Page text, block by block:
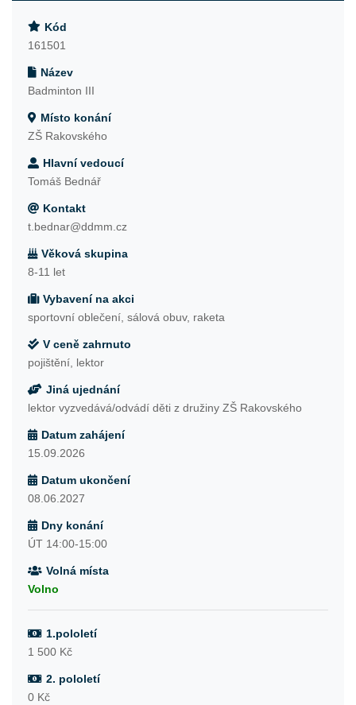
Kód
161501
Název
Badminton III
Místo konání
ZŠ Rakovského
Hlavní vedoucí
Tomáš Bednář
Kontakt
t.bednar@ddmm.cz
Věková skupina
8-11 let
Vybavení na akci
sportovní oblečení, sálová obuv, raketa
V ceně zahrnuto
pojištění, lektor
Jiná ujednání
lektor vyzvedává/odvádí děti z družiny ZŠ Rakovského
Datum zahájení
15.09.2026
Datum ukončení
08.06.2027
Dny konání
ÚT 14:00-15:00
Volná místa
Volno
1.pololetí
1 500 Kč
2. pololetí
0 Kč